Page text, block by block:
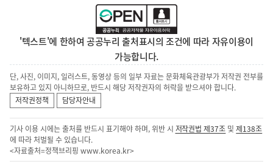
'텍스트'에 한하여 공공누리 출처표시의 조건에 따라 자유이용이
가능합니다.
단, 사진, 이미지, 일러스트, 동영상 등의 일부 자료는 문화체육관광부가 저작권 전부를
보유하고 있지 아니하므로, 반드시 해당 저작권자의 허락을 받으셔야 합니다.
저작권정책
담당자안내
기사 이용 시에는 출처를 반드시 표기해야 하며, 위반 시 저작권법 제37조 및제138조
에 따라 처벌될 수 있습니다.
<자료출처=정책브리핑 www.korea.kr>